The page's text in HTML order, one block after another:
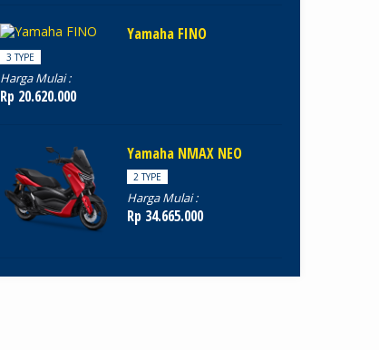
Yamaha FINO
3 TYPE
Harga Mulai :
Rp 20.620.000
Yamaha NMAX NEO
2 TYPE
Harga Mulai :
Rp 34.665.000